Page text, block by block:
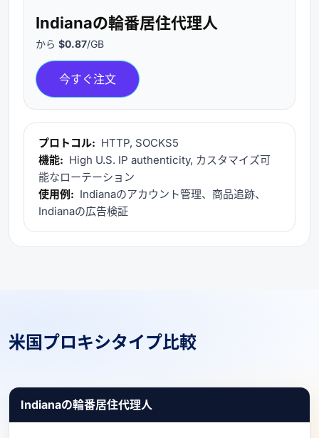
Indianaの輪番居住代理人
から $0.87/GB
今すぐ注文
プロトコル: HTTP, SOCKS5
機能: High U.S. IP authenticity, カスタマイズ可
能なローテーション
使用例: Indianaのアカウント管理、商品追跡、
Indianaの広告検証
米国プロキシタイプ比較
Indianaの輪番居住代理人